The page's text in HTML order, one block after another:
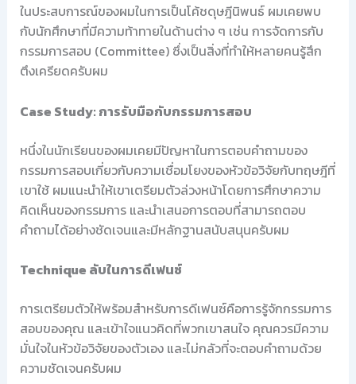
ในประสบการณ์ของผมในการเป็นโค้ชดุษฎีนิพนธ์ ผมเคยพบ
กับนักศึกษาที่มีความท้าทายในด้านต่าง ๆ เช่น การจัดการกับ
กรรมการสอบ (Committee) ซึ่งเป็นสิ่งที่ทำให้หลายคนรู้สึก
ตึงเครียดครับผม
Case Study: การรับมือกับกรรมการสอบ
หนึ่งในนักเรียนของผมเคยมีปัญหาในการตอบคำถามของ
กรรมการสอบเกี่ยวกับความเชื่อมโยงของหัวข้อวิจัยกับทฤษฎีที่
เขาใช้ ผมแนะนำให้เขาเตรียมตัวล่วงหน้าโดยการศึกษาความ
คิดเห็นของกรรมการ และนำเสนอการตอบที่สามารถตอบ
คำถามได้อย่างชัดเจนและมีหลักฐานสนับสนุนครับผม
Technique ลับในการดีเฟนซ์
การเตรียมตัวให้พร้อมสำหรับการดีเฟนซ์คือการรู้จักกรรมการ
สอบของคุณ และเข้าใจแนวคิดที่พวกเขาสนใจ คุณควรมีความ
มั่นใจในหัวข้อวิจัยของตัวเอง และไม่กลัวที่จะตอบคำถามด้วย
ความชัดเจนครับผม